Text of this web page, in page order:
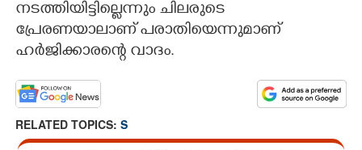
ASTRO
LITERATURE
നടത്തിയിട്ടില്ലെന്നും ചിലരുടെ
പ്രേരണയാലാണ് പരാതിയെന്നുമാണ്
ഹർജിക്കാരന്റെ വാദം.
RELATED TOPICS: S